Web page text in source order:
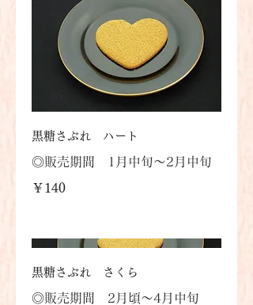
黒糖さぶれ ハート
◎販売期間 1月中旬～2月中旬
￥140
黒糖さぶれ さくら
◎販売期間 2月頃～4月中旬